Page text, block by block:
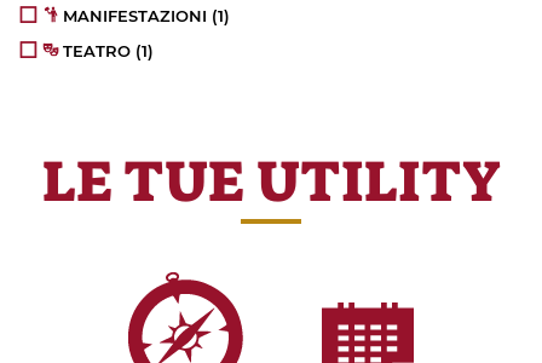
MANIFESTAZIONI (1)
TEATRO (1)
LE TUE UTILITY